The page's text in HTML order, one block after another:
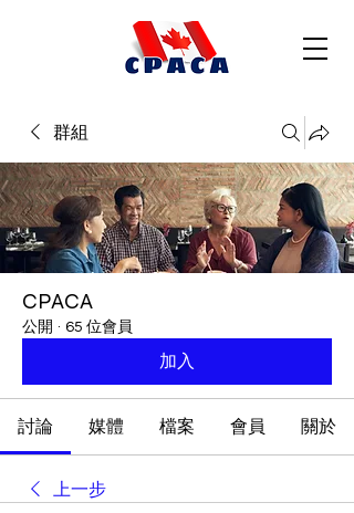
群組
CPACA
公開 · 65 位會員
加入
討論 媒體 檔案 會員 關於
上一步